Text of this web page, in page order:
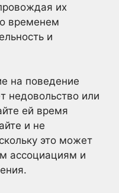
их
временем
и
на поведение
недовольство или
ей время
и не
это может
ассоциациям и